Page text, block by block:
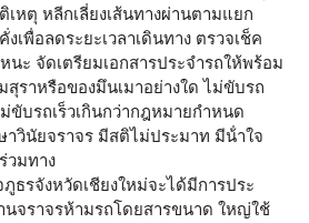
เหตุ หลีกเลี่ยงเส้นทางผ่านตามแยก
เพื่อลดระยะเวลาเดินทาง ตรวจเช็ค
ะ จัดเตรียมเอกสารประจํารถให้พร้อม
ราหรือของมึนเมาอย่างใด ไม่ขับรถ
ขับรถเร็วเกินกว่ากฎหมายกําหนด
วินัยจราจร มีสติไม่ประมาท มีน้ําใจ
วมทาง
ธรจังหวัดเชียงใหม่จะได้มีการประ
นจราจรห้ามรถโดยสารขนาด ใหญ่ใช้